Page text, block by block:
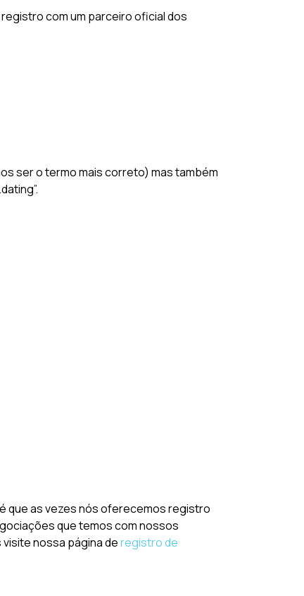
com um parceiro oficial dos
ser o termo mais correto) mas também
que as vezes nós oferecemos registro
que temos com nossos
nossa página deregistro de